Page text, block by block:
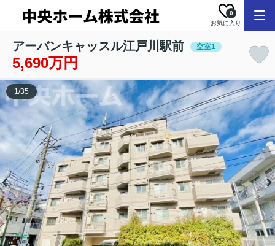
お気に入り
0
アーバンキャッスル江戸川駅前 空室1
5,690万円
1/35